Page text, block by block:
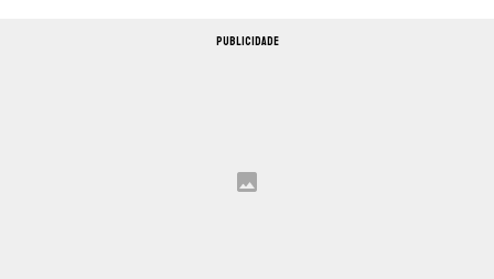
PUBLICIDADE